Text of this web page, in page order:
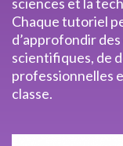
Chaque tutoriel
d’approfondir
scientifiques, de
professionnelles
classe.